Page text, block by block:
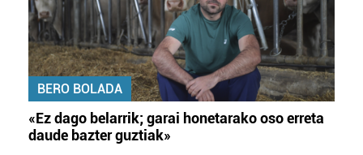
BERO BOLADA
«Ez dago belarrik; garai honetarako oso erreta
daude bazter guztiak»